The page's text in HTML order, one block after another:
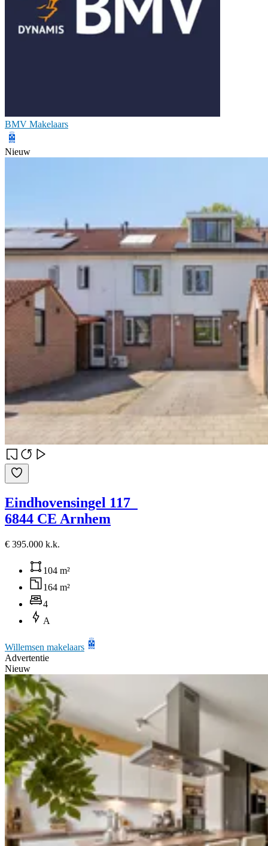
BMV Makelaars
Nieuw
Eindhovensingel 117
6844 CE Arnhem
€ 395.000 k.k.
104 m²
164 m²
4
A
Willemsen makelaars
Advertentie
Nieuw